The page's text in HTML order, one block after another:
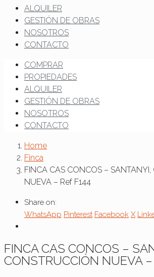
ALQUILER
GESTIÓN DE OBRAS
NOSOTROS
CONTACTO
COMPRAR
PROPIEDADES
ALQUILER
GESTIÓN DE OBRAS
NOSOTROS
CONTACTO
Home
Finca
FINCA CAS CONCOS –
NUEVA – Ref F144
Share on:
WhatsApp Pinterest Facebook X
FINCA CAS CONCOS –
CONSTRUCCIÓN NUEVA